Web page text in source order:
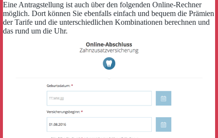
Eine Antragstellung ist auch über den folgenden Online-Rechner
möglich. Dort können Sie ebenfalls einfach und bequem die Prämien
der Tarife und die unterschiedlichen Kombinationen berechnen und
das rund um die Uhr.